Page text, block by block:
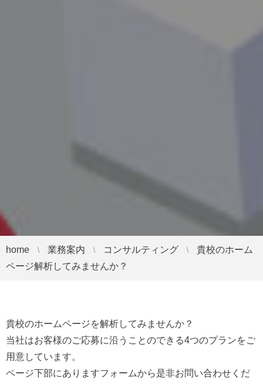
home 業務案内 コンサルティング
貴校のホーム
ページ解析してみませんか？
貴校のホームページを解析してみませんか？
当社はお客様のご応募に沿うことのできる4つのプランをご
用意しています。
ページ下部にありますフォームから是非お問い合わせくだ